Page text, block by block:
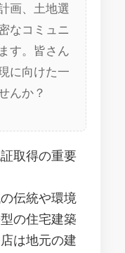
画、土地選
なコミュニ
す。皆さん
に向けた一
んか？
取得の重要
伝統や環境
の住宅建築
は地元の建